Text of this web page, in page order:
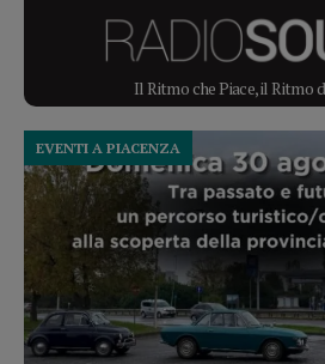
Il Ritmo che Piace, il Ritmo
EVENTI A PIACENZA